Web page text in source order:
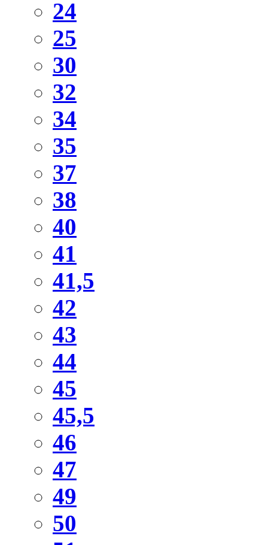
24
25
30
32
34
35
37
38
40
41
41,5
42
43
44
45
45,5
46
47
49
50